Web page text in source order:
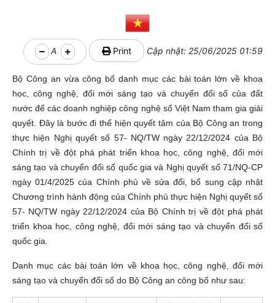
A Print Cập nhật: 25/06/2025 01:59
Bộ Công an vừa công bố danh mục các bài toán lớn về khoa
học, công nghệ, đổi mới sáng tạo và chuyển đổi số của đất
nước để các doanh nghiệp công nghệ số Việt Nam tham gia giải
quyết. Đây là bước đi thể hiện quyết tâm của Bộ Công an trong
thực hiện Nghị quyết số 57- NQ/TW ngày 22/12/2024 của Bộ
Chính trị về đột phá phát triển khoa học, công nghệ, đổi mới
sáng tạo và chuyển đổi số quốc gia và Nghị quyết số 71/NQ-CP
ngày 01/4/2025 của Chính phủ về sửa đổi, bổ sung cập nhật
Chương trình hành động của Chính phủ thực hiện Nghị quyết số
57- NQ/TW ngày 22/12/2024 của Bộ Chính trị về đột phá phát
triển khoa học, công nghệ, đổi mới sáng tạo và chuyển đổi số
quốc gia.
Danh mục các bài toán lớn về khoa học, công nghệ, đổi mới
sáng tạo và chuyển đổi số do Bộ Công an công bố như sau: